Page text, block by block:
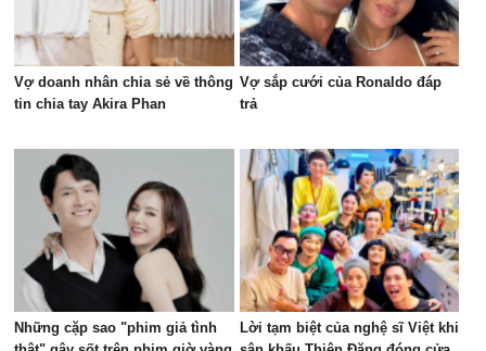
Vợ doanh nhân chia sẻ về thông
tin chia tay Akira Phan
Vợ sắp cưới của Ronaldo đáp
trả
Những cặp sao "phim giả tình
Lời tạm biệt của nghệ sĩ Việt khi